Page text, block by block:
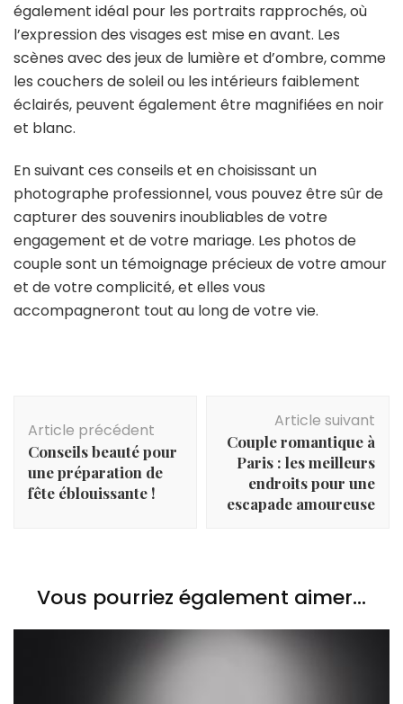
également idéal pour les portraits rapprochés, où
l’expression des visages est mise en avant. Les
scènes avec des jeux de lumière et d’ombre, comme
les couchers de soleil ou les intérieurs faiblement
éclairés, peuvent également être magnifiées en noir
et blanc.
En suivant ces conseils et en choisissant un
photographe professionnel, vous pouvez être sûr de
capturer des souvenirs inoubliables de votre
engagement et de votre mariage. Les photos de
couple sont un témoignage précieux de votre amour
et de votre complicité, et elles vous
accompagneront tout au long de votre vie.
d'article
Article précédent
Conseils beauté pour
une préparation de
fête éblouissante !
Article suivant
Couple romantique à
Paris : les meilleurs
endroits pour une
escapade amoureuse
Vous pourriez également aimer...